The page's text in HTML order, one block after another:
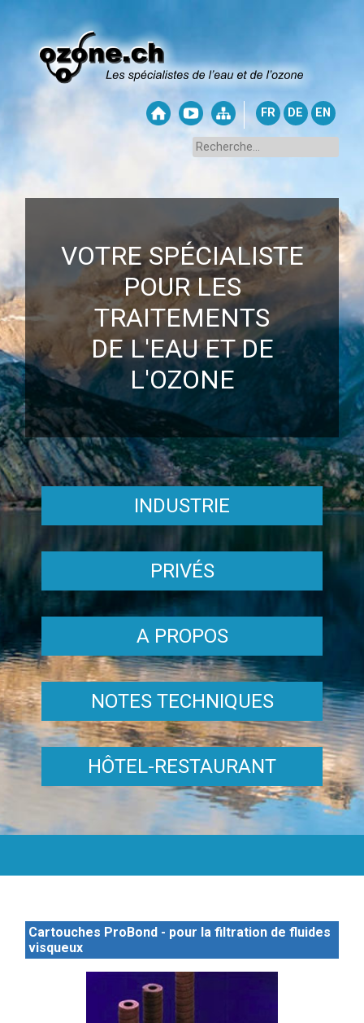
FR DE EN
VOTRE SPÉCIALISTE
POUR LES
TRAITEMENTS
DE L'EAU ET DE
L'OZONE
INDUSTRIE
PRIVÉS
A PROPOS
NOTES TECHNIQUES
HÔTEL-RESTAURANT
Cartouches ProBond - pour la filtration de fluides
visqueux